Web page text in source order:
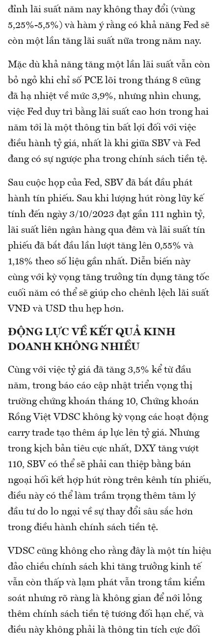
đỉnh lãi suất năm nay không thay đổi (vùng
5,25%-5,5%) và hàm ý rằng có khả năng Fed sẽ
còn một lần tăng lãi suất nữa trong năm nay.
Mặc dù khả năng tăng một lần lãi suất vẫn còn
bỏ ngỏ khi chỉ số PCE lõi trong tháng 8 cũng
đã hạ nhiệt về mức 3,9%, nhưng nhìn chung,
việc Fed duy trì bằng lãi suất cao hơn trong hai
năm tới là một thông tin bất lợi đối với việc
điều hành tỷ giá, nhất là khi giữa SBV và Fed
đang có sự ngược pha trong chính sách tiền tệ.
Sau cuộc họp của Fed, SBV đã bắt đầu phát
hành tín phiếu. Sau khi lượng hút ròng lũy kế
tính đến ngày 3/10/2023 đạt gần 111 nghìn tỷ,
lãi suất liên ngân hàng qua đêm và lãi suất tín
phiếu đã bắt đầu lần lượt tăng lên 0,55% và
1,18% theo số liệu gần nhất. Diễn biến này
cùng với kỳ vọng tăng trưởng tín dụng tăng tốc
cuối năm có thể sẽ giúp cho chênh lệch lãi suất
VNĐ và USD thu hẹp hơn.
ĐỘNG LỰC VỀ KẾT QUẢ KINH
DOANH KHÔNG NHIỀU
Cùng với việc tỷ giá đã tăng 3,5% kể từ đầu
năm, trong báo cáo cập nhật triển vọng thị
trường chứng khoán tháng 10, Chứng khoán
Rồng Việt VDSC không kỳ vọng các hoạt động
carry trade tạo thêm áp lực lên tỷ giá. Nhưng
trong kịch bản tiêu cực nhất, DXY tăng vượt
110, SBV có thể sẽ phải can thiệp bằng bán
ngoại hối kết hợp hút ròng trên kênh tín phiếu,
điều này có thể làm trầm trọng thêm tâm lý
đầu tư do lo ngại về sự thay đổi sâu sắc hơn
trong điều hành chính sách tiền tệ.
VDSC cũng không cho rằng đây là một tín hiệu
đảo chiều chính sách khi tăng trưởng kinh tế
vẫn còn thấp và lạm phát vẫn trong tầm kiểm
soát nhưng rõ ràng là không gian để nới lỏng
thêm chính sách tiền tệ tương đối hạn chế, và
điều này không phải là thông tin tích cực đối